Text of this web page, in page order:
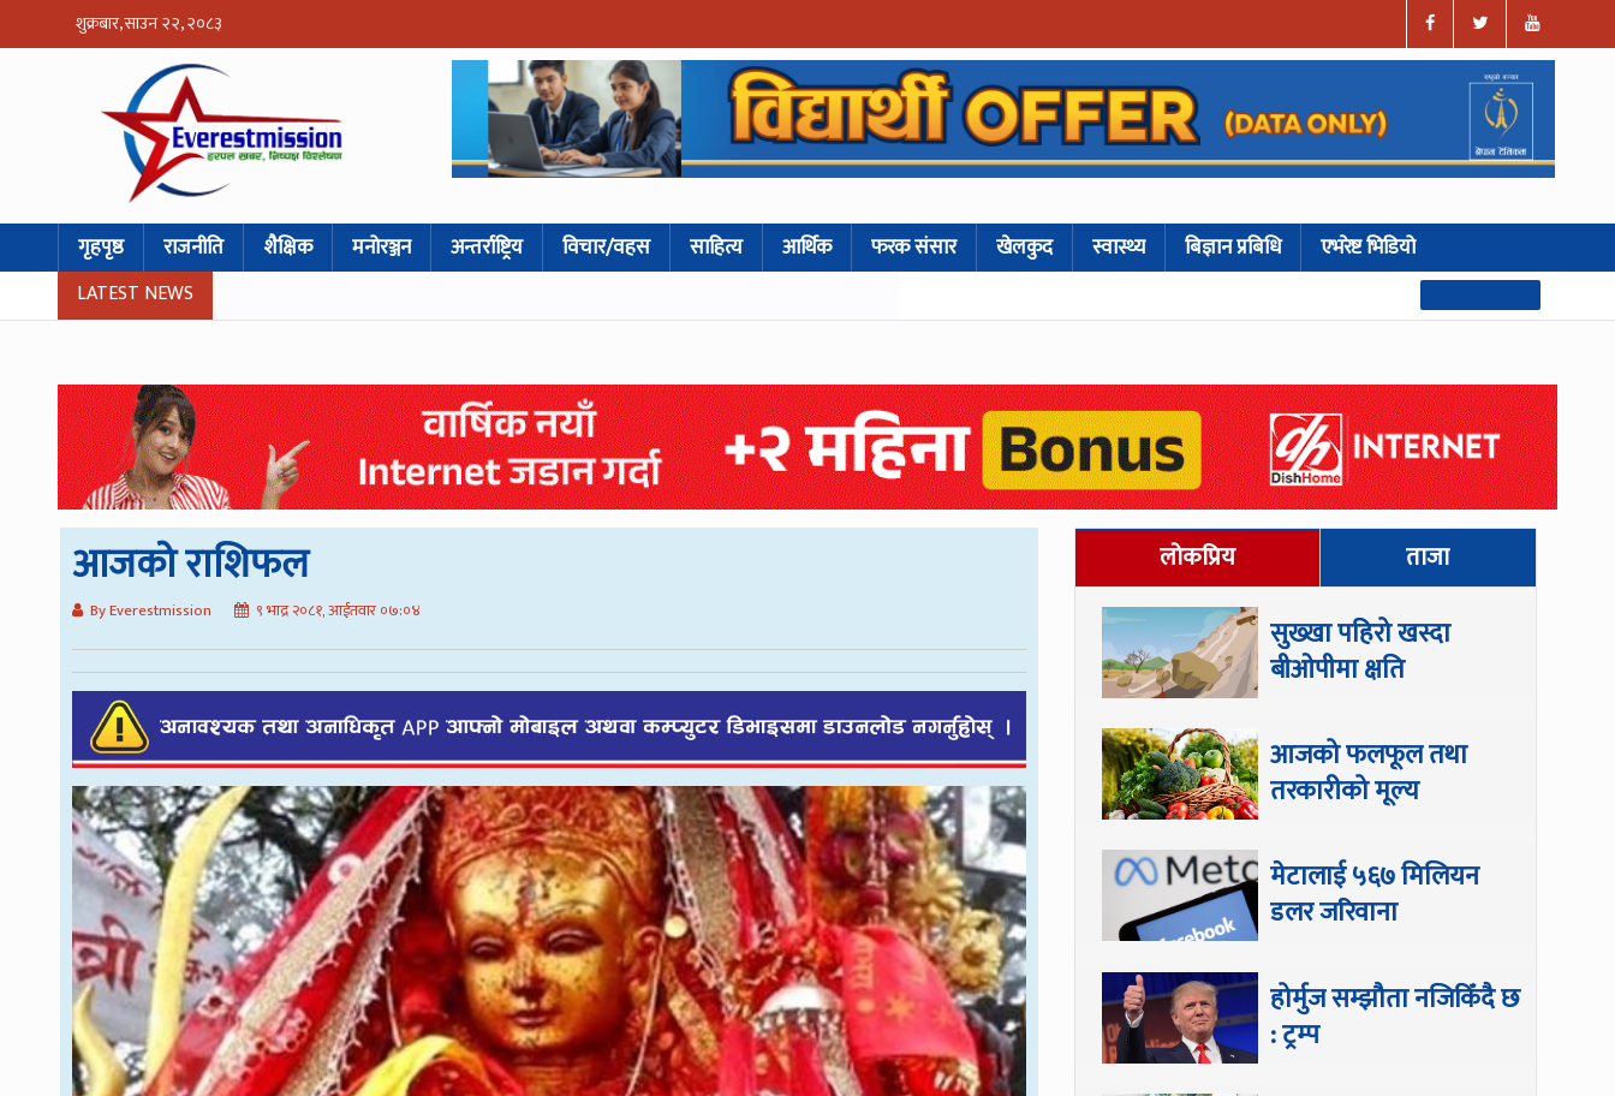
शुक्रबार, साउन २२, २०८३
गृहपृष्ठ राजनीति शैक्षिक मनोरञ्जन अन्तर्राष्ट्रिय विचार/वहस साहित्य आर्थिक फरक संसार खेलकुद स्वास्थ्य बिज्ञान प्रबिधि एभरेष्ट भिडियो
LATEST NEWS
आजको राशिफल
By Everestmission ९ भाद्र २०८१, आईतवार ०७:०४
लोकप्रिय ताजा
सुख्खा पहिरो खस्दा
बीओपीमा क्षति
आजको फलफूल तथा
तरकारीको मूल्य
मेटालाई ५६७ मिलियन
डलर जरिवाना
होर्मुज सम्झौता नजिकिँदै छ
: ट्रम्प